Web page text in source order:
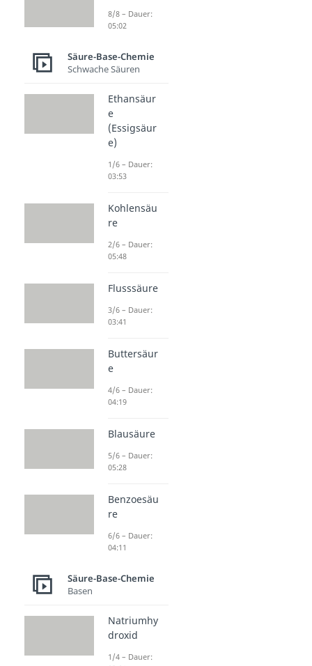
8/8 – Dauer:
05:02
Säure-Base-Chemie
Schwache Säuren
Ethansäur
e
(Essigsäur
e)
1/6 – Dauer:
03:53
Kohlensäu
re
2/6 – Dauer:
05:48
Flusssäure
3/6 – Dauer:
03:41
Buttersäur
e
4/6 – Dauer:
04:19
Blausäure
5/6 – Dauer:
05:28
Benzoesäu
re
6/6 – Dauer:
04:11
Säure-Base-Chemie
Basen
Natriumhy
droxid
1/4 – Dauer: